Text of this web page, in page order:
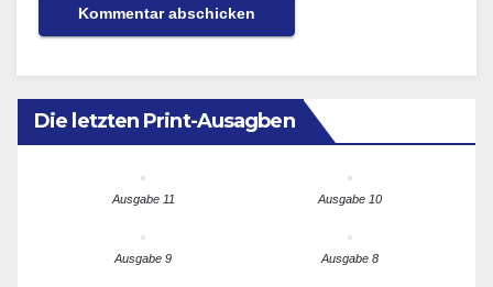
Die letzten Print-Ausagben
Ausgabe 11 Ausgabe 10
Ausgabe 9 Ausgabe 8